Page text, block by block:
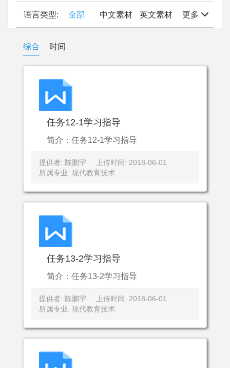
更多
语言类型: 全部 中文素材 英文素材
综合 时间
任务12-1学习指导
简介：任务12-1学习指导
提供者: 陈鹏宇
上传时间: 2018-06-01
所属专业: 现代教育技术
任务13-2学习指导
简介：任务13-2学习指导
提供者: 陈鹏宇
上传时间: 2018-06-01
所属专业: 现代教育技术